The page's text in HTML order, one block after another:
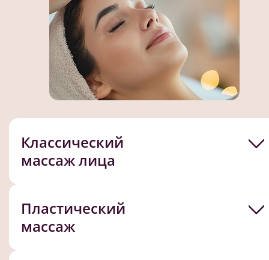
Классический
массаж лица
Пластический
массаж